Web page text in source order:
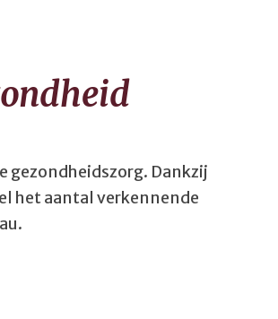
gezondheidszorg. Dankzij
het aantal verkennende